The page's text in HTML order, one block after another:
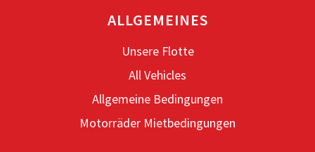
ALLGEMEINES
Unsere Flotte
All Vehicles
Allgemeine Bedingungen
Motorräder Mietbedingungen